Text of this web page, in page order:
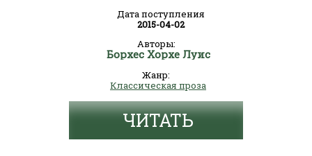
Дата поступления
2015-04-02
Авторы:
Борхес Хорхе Луис
Жанр:
Классическая проза
ЧИТАТЬ